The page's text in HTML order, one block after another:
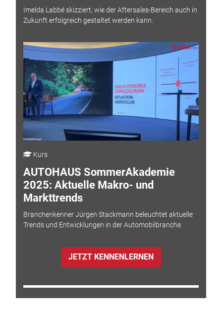
Imelda Labbé skizziert, wie der Aftersales-Bereich auch in
Zukunft erfolgreich gestaltet werden kann.
Kurs
AUTOHAUS SommerAkademie
2025: Aktuelle Makro- und
Markttrends
Branchenkenner Jürgen Stackmann beleuchtet aktuelle
Trends und Entwicklungen in der Automobilbranche.
JETZT KENNENLERNEN